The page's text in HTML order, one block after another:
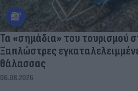
Τα «σημάδια» του τουρισμού
Ξαπλώστρες
θάλασσας
06.08.2026